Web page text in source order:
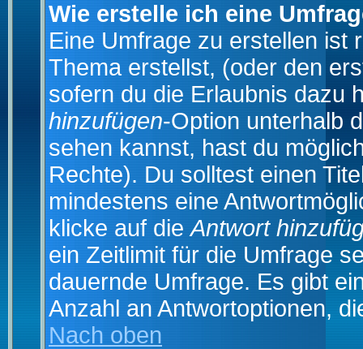
Wie erstelle ich eine
Eine Umfrage zu erstellen ist
Thema erstellst, (oder den
sofern du die Erlaubnis dazu
hinzufügen-Option unterhalb
sehen kannst, hast du
Rechte). Du solltest einen
mindestens eine
klicke auf dieAntwort
ein Zeitlimit für die Umfrage
dauernde Umfrage. Es gibt
Anzahl an Antwortoptionen,
Nach oben